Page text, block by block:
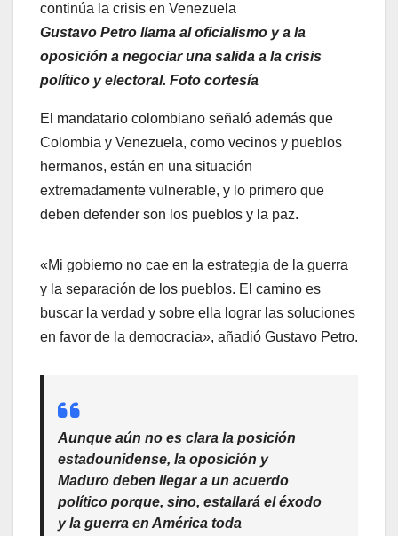
Gustavo Petro llama al oficialismo y a la
oposición a negociar una salida a la crisis
político y electoral. Foto cortesía
El mandatario colombiano señaló además que
Colombia y Venezuela, como vecinos y pueblos
hermanos, están en una situación
extremadamente vulnerable, y lo primero que
deben defender son los pueblos y la paz.
«Mi gobierno no cae en la estrategia de la guerra
y la separación de los pueblos. El camino es
buscar la verdad y sobre ella lograr las soluciones
en favor de la democracia», añadió Gustavo Petro.
Aunque aún no es clara la posición
estadounidense, la oposición y
Maduro deben llegar a un acuerdo
político porque, sino, estallará el éxodo
y la guerra en América toda